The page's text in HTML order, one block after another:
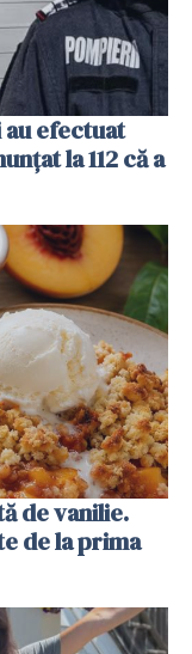
efectuat
la 112 că a
de vanilie.
de la prima